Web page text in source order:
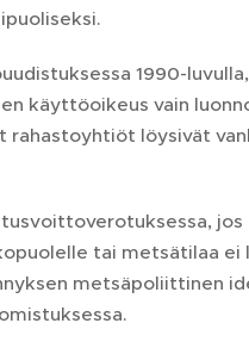
1990-
käyttöoikeus vain
löysivät
tai metsätilaa
metsäpoliittinen